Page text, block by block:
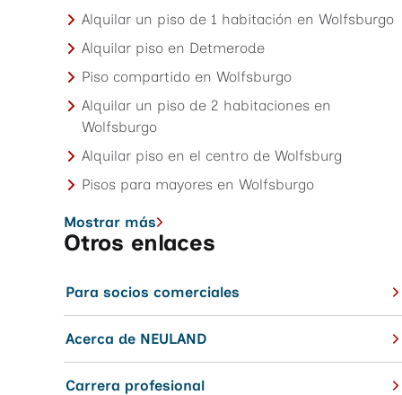
Alquilar un piso de 1 habitación en Wolfsburgo
Alquilar piso en Detmerode
Piso compartido en Wolfsburgo
Alquilar un piso de 2 habitaciones en
Wolfsburgo
Alquilar piso en el centro de Wolfsburg
Pisos para mayores en Wolfsburgo
Mostrar más
Otros enlaces
Para socios comerciales
Acerca de NEULAND
Carrera profesional